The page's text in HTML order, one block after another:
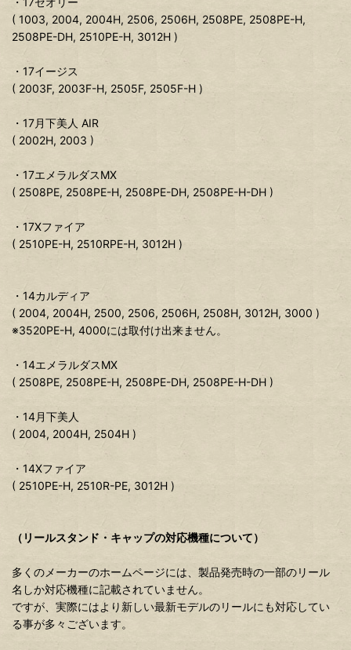
( 1003, 2004, 2004H, 2506, 2506H, 2508PE, 2508PE-H,
2508PE-DH, 2510PE-H, 3012H )
・17イージス
( 2003F, 2003F-H, 2505F, 2505F-H )
・17月下美人 AIR
( 2002H, 2003 )
・17エメラルダスMX
( 2508PE, 2508PE-H, 2508PE-DH, 2508PE-H-DH )
・17Xファイア
( 2510PE-H, 2510RPE-H, 3012H )
・14カルディア
( 2004, 2004H, 2500, 2506, 2506H, 2508H, 3012H, 3000 )
※3520PE-H, 4000には取付け出来ません。
・14エメラルダスMX
( 2508PE, 2508PE-H, 2508PE-DH, 2508PE-H-DH )
・14月下美人
( 2004, 2004H, 2504H )
・14Xファイア
( 2510PE-H, 2510R-PE, 3012H )
（リールスタンド・キャップの対応機種について）
多くのメーカーのホームページには、製品発売時の一部のリール
名しか対応機種に記載されていません。
ですが、実際にはより新しい最新モデルのリールにも対応してい
る事が多々ございます。